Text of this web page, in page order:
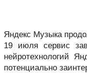
Яндекс Музыка
19 июля сервис
нейротехнологий
потенциально